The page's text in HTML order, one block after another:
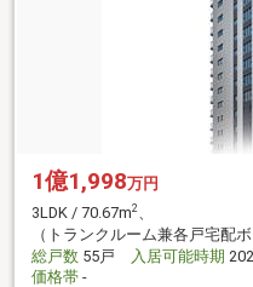
1億1,998万円
3LDK / 70.67m2、
（トランクルーム兼各戸宅配
総戸数 55戸 入居可能時期
価格帯 -